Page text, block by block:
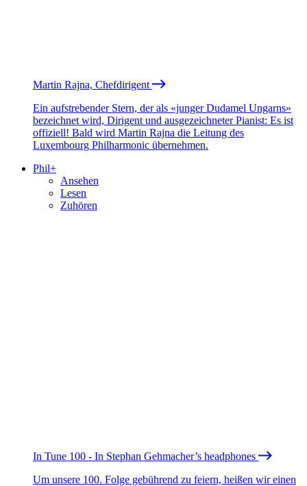
Martin Rajna, Chefdirigent
Ein aufstrebender Stern, der als «junger Dudamel Ungarns»
bezeichnet wird, Dirigent und ausgezeichneter Pianist: Es ist
offiziell! Bald wird Martin Rajna die Leitung des
Luxembourg Philharmonic übernehmen.
Phil+
Ansehen
Lesen
Zuhören
In Tune 100 - In Stephan Gehmacher’s headphones
Um unsere 100. Folge gebührend zu feiern, heißen wir einen